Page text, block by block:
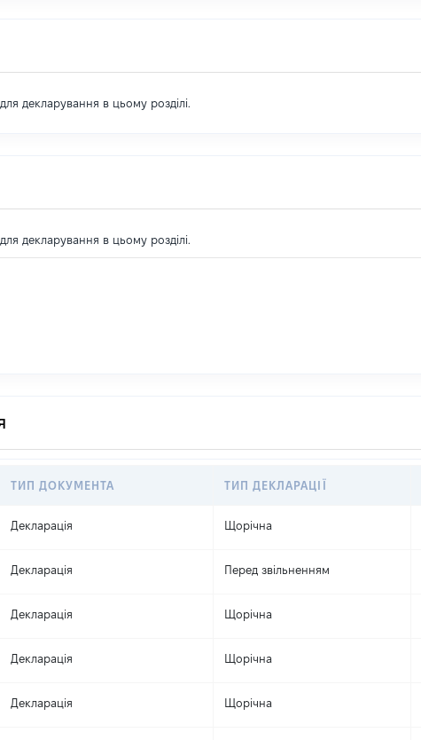
декларування в цьому розділі.
декларування в цьому розділі.
ТИП ДОКУМЕНТА ТИП ДЕКЛАРАЦІЇ
Декларація Щорічна
Декларація Перед звільненням
Декларація Щорічна
Декларація Щорічна
Декларація Щорічна